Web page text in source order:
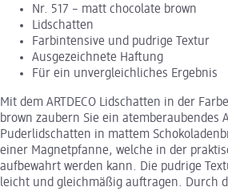
Nr. 517 – matt chocolate brown
Lidschatten
Farbintensive und pudrige Textur
Ausgezeichnete Haftung
Für ein unvergleichliches Ergebnis
Mit dem ARTDECO Lidschatten in der
brown zaubern Sie ein atemberaubendes
Puderlidschatten in mattem
einer Magnetpfanne, welche in der
aufbewahrt werden kann. Die pudrige
leicht und gleichmäßig auftragen. Durch